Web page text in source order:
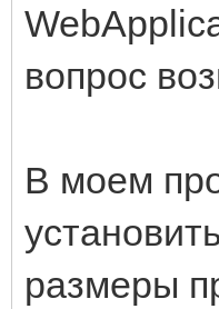
вопрос
В моем
размеры